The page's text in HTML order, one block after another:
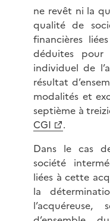
ne revêt ni la
qualité de
financières
déduites
individuel de
résultat
modalités et
septième à
CGI
.
Dans le cas
société
liées à cette
la